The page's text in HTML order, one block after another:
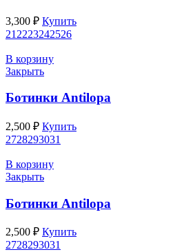
3,300 ₽ Купить
21 2223242526
В корзину
Закрыть
Ботинки Antilopa
2,500 ₽ Купить
2728293031
В корзину
Закрыть
Ботинки Antilopa
2,500 ₽ Купить
2728293031